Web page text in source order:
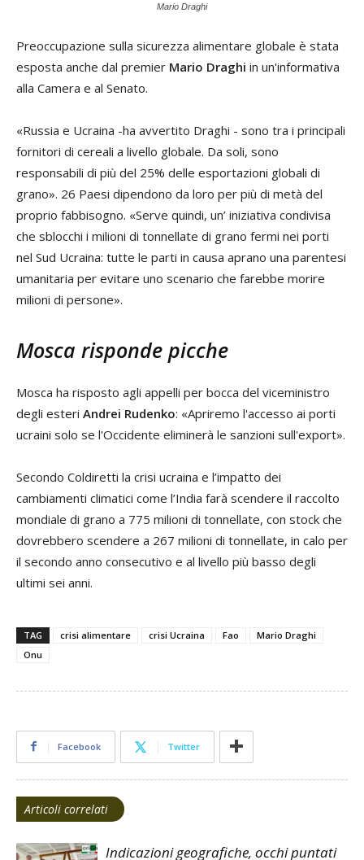
Mario Draghi
Preoccupazione sulla sicurezza alimentare globale è stata
esposta anche dal premier Mario Draghi in un'informativa
alla Camera e al Senato.
«Russia e Ucraina -ha avvertito Draghi - sono tra i principali
fornitori di cereali a livello globale. Da soli, sono
responsabili di più del 25% delle esportazioni globali di
grano». 26 Paesi dipendono da loro per più di metà del
proprio fabbisogno. «Serve quindi, un’ iniziativa condivisa
che sblocchi i milioni di tonnellate di grano fermi nei porti
nel Sud Ucraina: tutte le parti in causa aprano una parentesi
umanitaria per evitare uno scenario che farebbe morire
milioni di persone».
Mosca risponde picche
Mosca ha risposto agli appelli per bocca del viceministro
degli esteri Andrei Rudenko: «Apriremo l'accesso ai porti
ucraini solo se l'Occidente eliminerà le sanzioni sull'export».
Secondo Coldiretti la crisi ucraina e l’impatto dei
cambiamenti climatici come l’India farà scendere il raccolto
mondiale di grano a 775 milioni di tonnellate, con stock che
dovrebbero scendere a 267 milioni di tonnellate, in calo per
il secondo anno consecutivo e al livello più basso degli
ultimi sei anni.
TAG crisi alimentare crisi Ucraina Fao
Mario Draghi
Onu
Facebook Twitter
Articoli correlati
Indicazioni geografiche, occhi puntati